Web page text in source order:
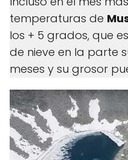
temperaturas de
los + 5 grados, que
de nieve en la parte
meses y su grosor